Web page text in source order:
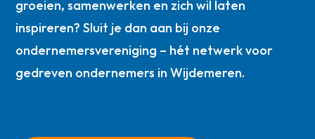
groeien, samenwerken en zich wil laten
inspireren? Sluit je dan aan bij onze
ondernemersvereniging – hét netwerk voor
gedreven ondernemers in Wijdemeren.